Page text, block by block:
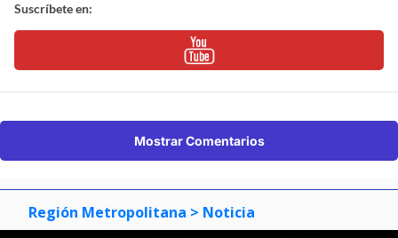
Suscríbete en:
Mostrar Comentarios
Región Metropolitana > Noticia